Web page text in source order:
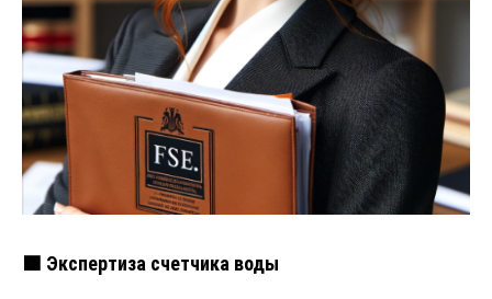
🟩 Экспертиза счетчика воды